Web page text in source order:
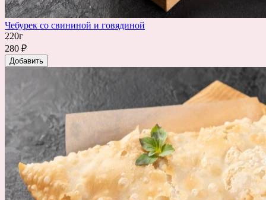
Чебурек со свининой и говядиной
220г
280 ₽
Добавить